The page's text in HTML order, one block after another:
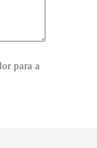
para a